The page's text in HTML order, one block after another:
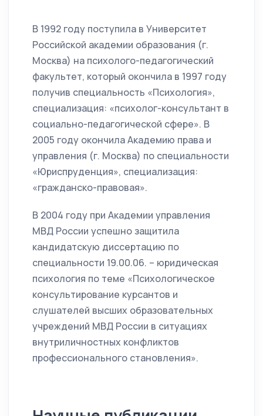
В 1992 году поступила в Университет
Российской академии образования (г.
Москва) на психолого-педагогический
факультет, который окончила в 1997 году
получив специальность «Психология»,
специализация: «психолог-консультант в
социально-педагогической сфере». В
2005 году окончила Академию права и
управления (г. Москва) по специальности
«Юриспруденция», специализация:
«гражданско-правовая».
В 2004 году при Академии управления
МВД России успешно защитила
кандидатскую диссертацию по
специальности 19.00.06. – юридическая
психология по теме «Психологическое
консультирование курсантов и
слушателей высших образовательных
учреждений МВД России в ситуациях
внутриличностных конфликтов
профессионального становления».